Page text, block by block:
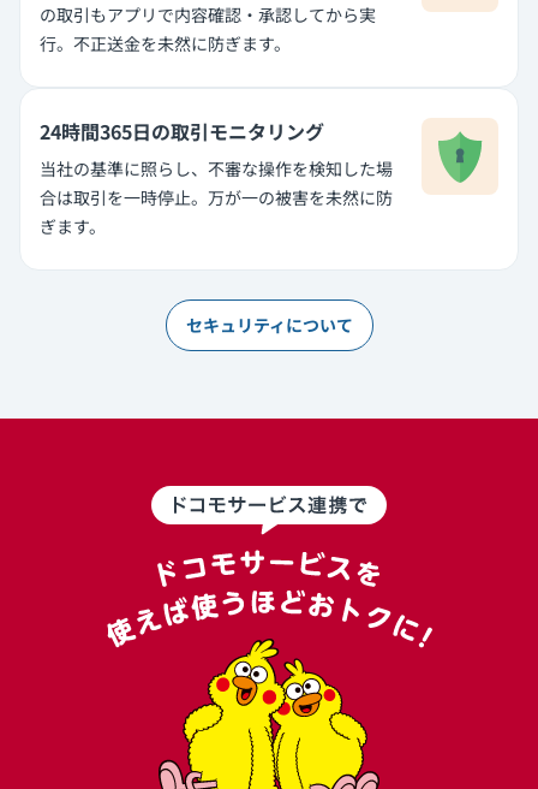
の取引もアプリで内容確認・承認してから実
行。不正送金を未然に防ぎます。
24時間365日の取引モニタリング
当社の基準に照らし、不審な操作を検知した場
合は取引を一時停止。万が一の被害を未然に防
ぎます。
セキュリティについて